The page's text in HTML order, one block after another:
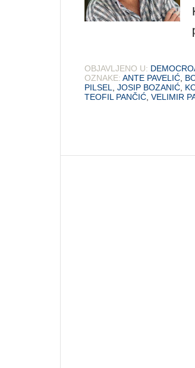
OBJAVLJENO U:
OZNAKE: ANTE PAVELIĆ,
PILSEL, JOSIP BOZANIĆ,
TEOFIL PANČIĆ, VELIMIR